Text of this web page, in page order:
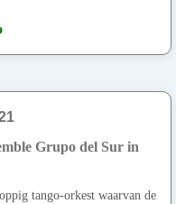
Grupo del Sur in
tango-orkest waarvan de